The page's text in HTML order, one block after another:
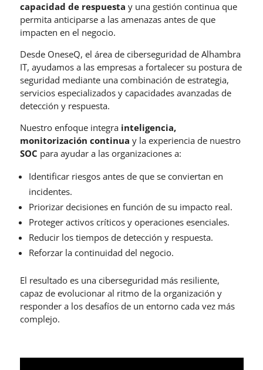
capacidad de respuesta y una gestión continua que
permita anticiparse a las amenazas antes de que
impacten en el negocio.
Desde OneseQ, el área de ciberseguridad de Alhambra
IT, ayudamos a las empresas a fortalecer su postura de
seguridad mediante una combinación de estrategia,
servicios especializados y capacidades avanzadas de
detección y respuesta.
Nuestro enfoque integra inteligencia,
monitorización continua y la experiencia de nuestro
SOC para ayudar a las organizaciones a:
Identificar riesgos antes de que se conviertan en
incidentes.
Priorizar decisiones en función de su impacto real.
Proteger activos críticos y operaciones esenciales.
Reducir los tiempos de detección y respuesta.
Reforzar la continuidad del negocio.
El resultado es una ciberseguridad más resiliente,
capaz de evolucionar al ritmo de la organización y
responder a los desafíos de un entorno cada vez más
complejo.